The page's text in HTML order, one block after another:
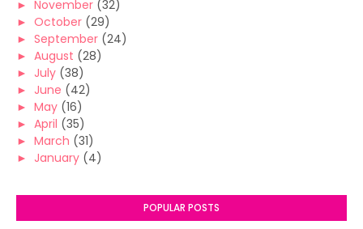
► November (32)
► October (29)
► September (24)
► August (28)
► July (38)
► June (42)
► May (16)
► April (35)
► March (31)
► January (4)
POPULAR POSTS